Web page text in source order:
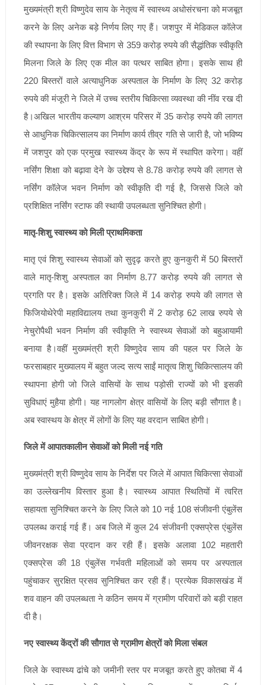
मुख्यमंत्री श्री विष्णुदेव साय के नेतृत्व में स्वास्थ्य अधोसंरचना को मजबूत
करने के लिए अनेक बड़े निर्णय लिए गए हैं। जशपुर में मेडिकल कॉलेज
की स्थापना के लिए वित्त विभाग से 359 करोड़ रुपये की सैद्धांतिक स्वीकृति
मिलना जिले के लिए एक मील का पत्थर साबित होगा। इसके साथ ही
220 बिस्तरों वाले अत्याधुनिक अस्पताल के निर्माण के लिए 32 करोड़
रुपये की मंजूरी ने जिले में उच्च स्तरीय चिकित्सा व्यवस्था की नींव रख दी
है।अखिल भारतीय कल्याण आश्रम परिसर में 35 करोड़ रुपये की लागत
से आधुनिक चिकित्सालय का निर्माण कार्य तीव्र गति से जारी है, जो भविष्य
में जशपुर को एक प्रमुख स्वास्थ्य केंद्र के रूप में स्थापित करेगा। वहीं
नर्सिंग शिक्षा को बढ़ावा देने के उद्देश्य से 8.78 करोड़ रुपये की लागत से
नर्सिंग कॉलेज भवन निर्माण को स्वीकृति दी गई है, जिससे जिले को
प्रशिक्षित नर्सिंग स्टाफ की स्थायी उपलब्धता सुनिश्चित होगी।
मातृ-शिशु स्वास्थ्य को मिली प्राथमिकता
मातृ एवं शिशु स्वास्थ्य सेवाओं को सुदृढ़ करते हुए कुनकुरी में 50 बिस्तरों
वाले मातृ-शिशु अस्पताल का निर्माण 8.77 करोड़ रुपये की लागत से
प्रगति पर है। इसके अतिरिक्त जिले में 14 करोड़ रुपये की लागत से
फिजियोथेरेपी महाविद्यालय तथा कुनकुरी में 2 करोड़ 62 लाख रुपये से
नेचुरोपैथी भवन निर्माण की स्वीकृति ने स्वास्थ्य सेवाओं को बहुआयामी
बनाया है।वहीं मुख्यमंत्री श्री विष्णुदेव साय की पहल पर जिले के
फरसाबहार मुख्यालय में बहुत जल्द सत्य साईं मातृत्व शिशु चिकित्सालय की
स्थापना होगी जो जिले वासियों के साथ पड़ोसी राज्यों को भी इसकी
सुविधाएं मुहैया होगी। यह नागलोग क्षेत्र वासियों के लिए बड़ी सौगात है।
अब स्वास्थय के क्षेत्र में लोगों के लिए यह वरदान साबित होगी।
जिले में आपातकालीन सेवाओं को मिली नई गति
मुख्यमंत्री श्री विष्णुदेव साय के निर्देश पर जिले में आपात चिकित्सा सेवाओं
का उल्लेखनीय विस्तार हुआ है। स्वास्थ्य आपात स्थितियों में त्वरित
सहायता सुनिश्चित करने के लिए जिले को 10 नई 108 संजीवनी एंबुलेंस
उपलब्ध कराई गई हैं। अब जिले में कुल 24 संजीवनी एक्सप्रेस एंबुलेंस
जीवनरक्षक सेवा प्रदान कर रही हैं। इसके अलावा 102 महतारी
एक्सप्रेस की 18 एंबुलेंस गर्भवती महिलाओं को समय पर अस्पताल
पहुंचाकर सुरक्षित प्रसव सुनिश्चित कर रही हैं। प्रत्येक विकासखंड में
शव वाहन की उपलब्धता ने कठिन समय में ग्रामीण परिवारों को बड़ी राहत
दी है।
नए स्वास्थ्य केंद्रों की सौगात से ग्रामीण क्षेत्रों को मिला संबल
जिले के स्वास्थ्य ढांचे को जमीनी स्तर पर मजबूत करते हुए कोतबा में 4